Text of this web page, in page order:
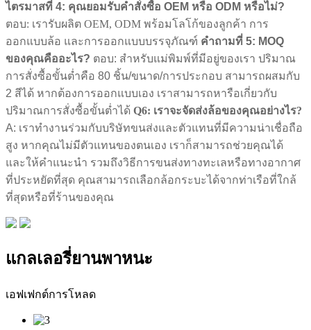
ไตรมาสที่ 4: คุณยอมรับคำสั่งซื้อ OEM หรือ ODM หรือไม่?
ตอบ: เรารับผลิต OEM, ODM พร้อมโลโก้ของลูกค้า การ
ออกแบบล้อ และการออกแบบบรรจุภัณฑ์ คำถามที่ 5: MOQ
ของคุณคืออะไร? ตอบ: สำหรับแม่พิมพ์ที่มีอยู่ของเรา ปริมาณ
การสั่งซื้อขั้นต่ำคือ 80 ชิ้น/ขนาด/การประกอบ สามารถผสมกับ
2 สีได้ หากต้องการออกแบบเอง เราสามารถหารือเกี่ยวกับ
ปริมาณการสั่งซื้อขั้นต่ำได้ Q6: เราจะจัดส่งล้อของคุณอย่างไร?
A: เราทำงานร่วมกับบริษัทขนส่งและตัวแทนที่มีความน่าเชื่อถือ
สูง หากคุณไม่มีตัวแทนของตนเอง เราก็สามารถช่วยคุณได้
และให้คำแนะนำ รวมถึงวิธีการขนส่งทางทะเลหรือทางอากาศ
ที่ประหยัดที่สุด คุณสามารถเลือกล้อกระบะได้จากท่าเรือที่ใกล้
ที่สุดหรือที่ร้านของคุณ
แกลเลอรี่ยานพาหนะ
เอฟเฟกต์การโหลด